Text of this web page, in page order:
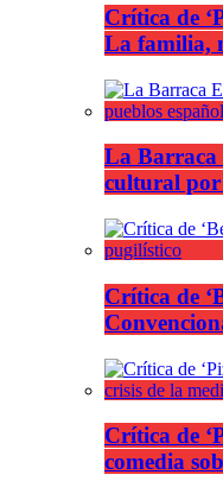
Crítica de
La familia,
La Barraca
cultural por
Crítica de
Crítica de
comedia